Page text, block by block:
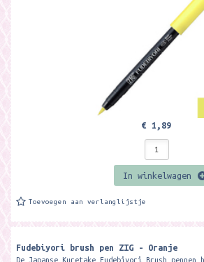
€ 1,89
In winkelwagen
Toevoegen aan verlanglijstje
Fudebiyori brush pen ZIG - Oranje
De Japanse Kuretake Fudebiyori Brush pennen